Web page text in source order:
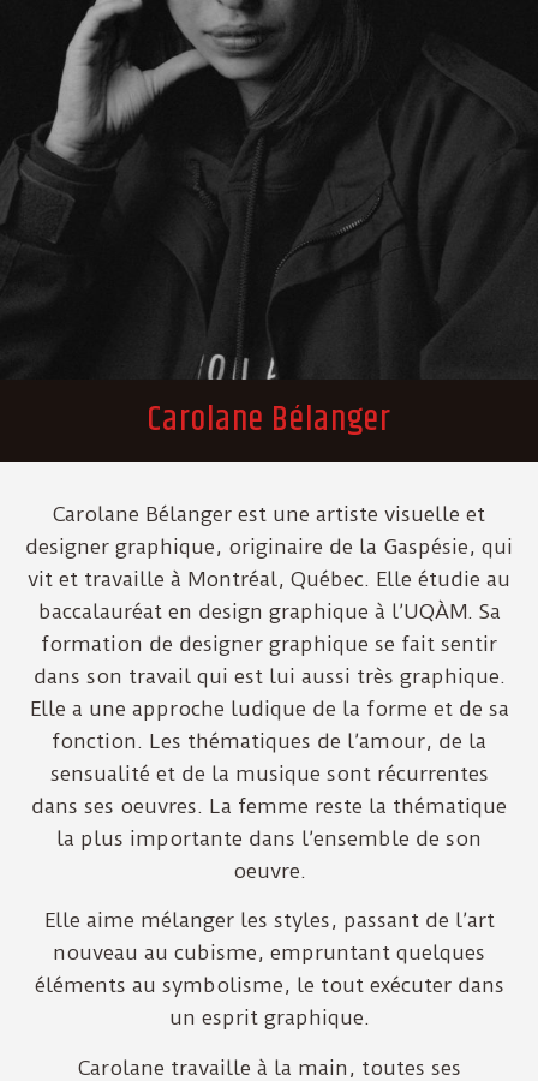
Carolane Bélanger
Carolane Bélanger est une artiste visuelle et
designer graphique, originaire de la Gaspésie, qui
vit et travaille à Montréal, Québec. Elle étudie au
baccalauréat en design graphique à l’UQÀM. Sa
formation de designer graphique se fait sentir
dans son travail qui est lui aussi très graphique.
Elle a une approche ludique de la forme et de sa
fonction. Les thématiques de l’amour, de la
sensualité et de la musique sont récurrentes
dans ses oeuvres. La femme reste la thématique
la plus importante dans l’ensemble de son
oeuvre.
Elle aime mélanger les styles, passant de l’art
nouveau au cubisme, empruntant quelques
éléments au symbolisme, le tout exécuter dans
un esprit graphique.
Carolane travaille à la main, toutes ses